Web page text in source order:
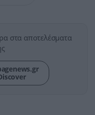
στα αποτελέσματα